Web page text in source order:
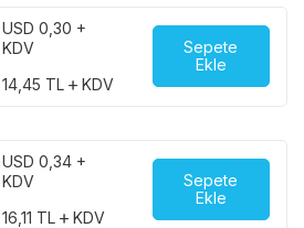
USD 0,30 +
KDV
14,45 TL KDV
Sepete
Ekle
USD 0,34 +
KDV
16,11 TL KDV
Sepete
Ekle